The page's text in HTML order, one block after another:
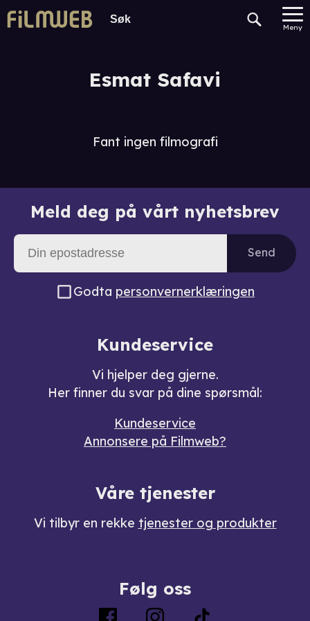
Meny
Esmat Safavi
Fant ingen filmografi
Meld deg på vårt nyhetsbrev
Send
Godta personvernerklæringen
Kundeservice
Vi hjelper deg gjerne.
Her finner du svar på dine spørsmål:
Kundeservice
Annonsere på Filmweb?
Våre tjenester
Vi tilbyr en rekke tjenester og produkter
Følg oss